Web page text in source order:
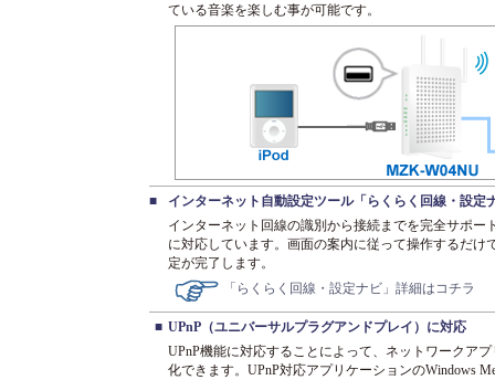
ている音楽を楽しむ事が可能です。
■
インターネット自動設定ツール「らくらく回線・設定
インターネット回線の識別から接続までを完全サポー
に対応しています。画面の案内に従って操作するだけ
定が完了します。
「らくらく回線・設定ナビ」詳細はコチラ
■ UPnP（ユニバーサルプラグアンドプレイ）に対応
UPnP機能に対応することによって、ネットワークア
化できます。UPnP対応アプリケーションのWindows